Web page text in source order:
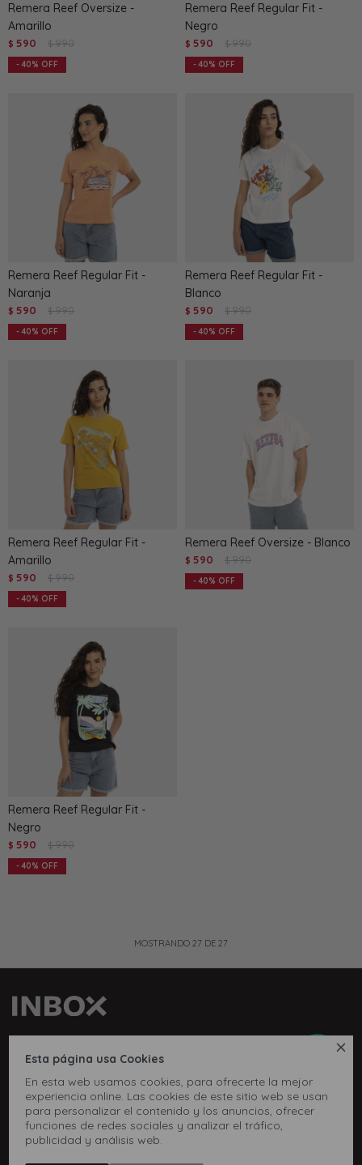

Esta página usa Cookies
En esta web usamos cookies, para ofrecerte la mejor
experiencia online. Las cookies de este sitio web se usan
para personalizar el contenido y los anuncios, ofrecer
funciones de redes sociales y analizar el tráfico,
publicidad y análisis web.
Remera Reef Oversize -
Amarillo
$ 590 $ 990
40
Remera Reef Regular Fit -
Negro
$ 590 $ 990
40
Remera Reef Regular Fit -
Naranja
$ 590 $ 990
40
Remera Reef Regular Fit -
Blanco
$ 590 $ 990
40
Remera Reef Regular Fit -
Amarillo
$ 590 $ 990
40
Remera Reef Oversize - Blanco
$ 590 $ 990
40
Remera Reef Regular Fit -
Negro
$ 590 $ 990
40
MOSTRANDO 27 DE 27
Teléfono: 27169991
Lunes a jueves de 9:00 a 13:00 y de 14:00 a 17:45, viernes de
9:30 a 13:00 y de 14:00 a 17:45.